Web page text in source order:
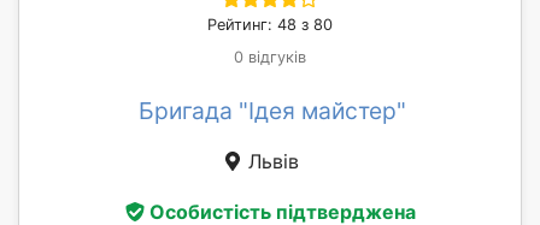
Рейтинг: 48 з 80
0 відгуків
Бригада "Ідея майстер"
Львів
Особистість підтверджена